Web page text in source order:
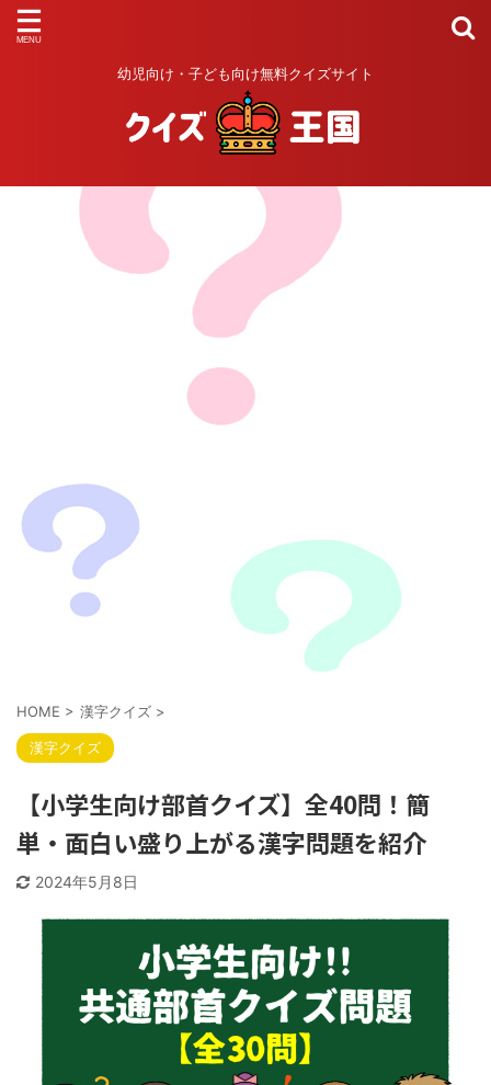
幼児向け・子ども向け無料クイズサイト
HOME > 漢字クイズ >
漢字クイズ
【小学生向け部首クイズ】全40問！簡
単・面白い盛り上がる漢字問題を紹介
2024年5月8日